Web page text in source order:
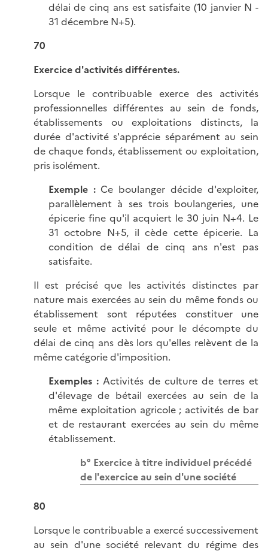
délai de cinq ans est satisfaite (10 janvier N -
31 décembre N+5).
70
Exercice d'activités différentes.
Lorsque le contribuable exerce des activités
professionnelles différentes au sein de fonds,
établissements ou exploitations distincts, la
durée d'activité s'apprécie séparément au sein
de chaque fonds, établissement ou exploitation,
pris isolément.
Exemple :Ce boulanger décide d'exploiter,
parallèlement à ses trois boulangeries, une
épicerie fine qu'il acquiert le 30 juin N+4. Le
31 octobre N+5, il cède cette épicerie. La
condition de délai de cinq ans n'est pas
satisfaite.
Il est précisé que les activités distinctes par
nature mais exercées au sein du même fonds ou
établissement sont réputées constituer une
seule et même activité pour le décompte du
délai de cinq ans dès lors qu'elles relèvent de la
même catégorie d'imposition.
Exemples :Activités de culture de terres et
d'élevage de bétail exercées au sein de la
même exploitation agricole ; activités de bar
et de restaurant exercées au sein du même
établissement.
b° Exercice à titre individuel précédé
de l'exercice au sein d'une société
80
Lorsque le contribuable a exercé successivement
au sein d'une société relevant du régime des